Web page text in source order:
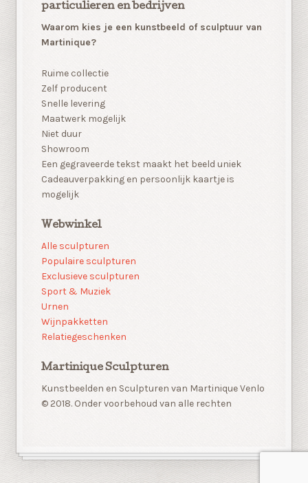
particulieren en bedrijven
Waarom kies je een kunstbeeld of sculptuur van
Martinique?
Ruime collectie
Zelf producent
Snelle levering
Maatwerk mogelijk
Niet duur
Showroom
Een gegraveerde tekst maakt het beeld uniek
Cadeauverpakking en persoonlijk kaartje is
mogelijk
Webwinkel
Alle sculpturen
Populaire sculpturen
Exclusieve sculpturen
Sport & Muziek
Urnen
Wijnpakketten
Relatiegeschenken
Martinique Sculpturen
Kunstbeelden en Sculpturen van Martinique Venlo
© 2018. Onder voorbehoud van alle rechten